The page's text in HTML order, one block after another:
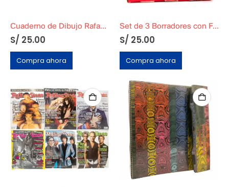
Cuaderno de Dibujo Rafael Pequeño
S/ 25.00
Compra ahora
Set de 3 Borradores con Forma de Latas de Gaseosa
S/ 25.00
Compra ahora